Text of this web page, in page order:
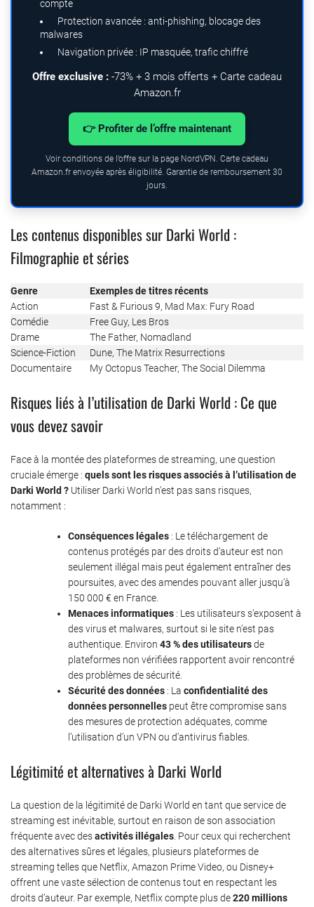
compte
Protection avancée : anti-phishing, blocage des
malwares
Navigation privée : IP masquée, trafic chiffré
Offre exclusive : -73% + 3 mois offerts + Carte cadeau
Amazon.fr
👉 Profiter de l’offre maintenant
Voir conditions de l’offre sur la page NordVPN. Carte cadeau
Amazon.fr envoyée après éligibilité. Garantie de remboursement 30
jours.
Les contenus disponibles sur Darki World :
Filmographie et séries
Genre
Exemples de titres récents
Action
Fast & Furious 9, Mad Max: Fury Road
Comédie
Free Guy, Les Bros
Drame
The Father, Nomadland
Science-Fiction
Dune, The Matrix Resurrections
Documentaire
My Octopus Teacher, The Social Dilemma
Risques liés à l’utilisation de Darki World : Ce que
vous devez savoir
Face à la montée des plateformes de streaming, une question
cruciale émerge : quels sont les risques associés à l’utilisation de
Darki World ? Utiliser Darki World n’est pas sans risques,
notamment :
Conséquences légales : Le téléchargement de
contenus protégés par des droits d’auteur est non
seulement illégal mais peut également entraîner des
poursuites, avec des amendes pouvant aller jusqu’à
150 000 € en France.
Menaces informatiques : Les utilisateurs s’exposent à
des virus et malwares, surtout si le site n’est pas
authentique. Environ 43 % des utilisateursde
plateformes non vérifiées rapportent avoir rencontré
des problèmes de sécurité.
Sécurité des données : La confidentialité des
données personnelles peut être compromise sans
des mesures de protection adéquates, comme
l’utilisation d’un VPN ou d’antivirus fiables.
Légitimité et alternatives à Darki World
La question de la légitimité de Darki World en tant que service de
streaming est inévitable, surtout en raison de son association
fréquente avec desactivités illégales . Pour ceux qui recherchent
des alternatives sûres et légales, plusieurs plateformes de
streaming telles que Netflix, Amazon Prime Video, ou Disney+
offrent une vaste sélection de contenus tout en respectant les
droits d’auteur. Par exemple, Netflix compte plus de220 millions